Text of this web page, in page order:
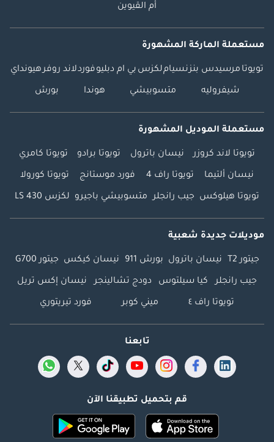
أم القيوين
مستعملة الماركة المشهورة
تويوتا مرسيدس بنزنسياملكزس بي ام دبليوفوردلاند روفرهيونداي
شيفروليه متسوبيشي هوندا بورش
مستعملة الموديل المشهورة
تويوتا لاند كروزر نيسان باترول تويوتا برادو تويوتا كامري
نيسان ألتيما تويوتا راف 4 فورد موستانج تويوتا كورولا
تويوتا هيلوكس جيب رانجلر متسوبيشي باجيرو لكزس LS 430
موديلات جديدة شعبية
جيتور T2 نيسان باترول بورش 911 نيسان كيكس جيتور G700
جيب رانجلر كيا سيلتوس دودج تشالينجر نيسان إكس تريل
تويوتا راف ٤ ميني كوبر فورد تيريتوري
تابعنا
قم بتحميل تطبيقنا الآن